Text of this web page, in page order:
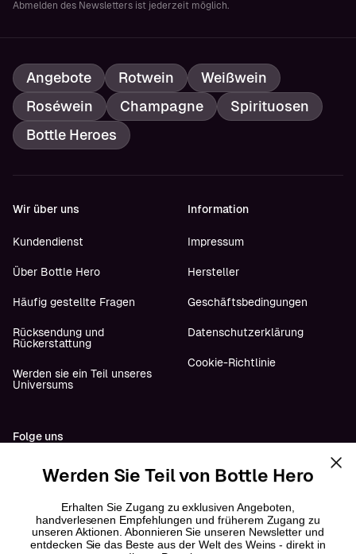
Abmelden des Newsletters ist jederzeit möglich.
Angebote Rotwein
Weißwein
Roséwein
Champagne
Spirituosen
Bottle Heroes
Wir über uns
Kundendienst
Über Bottle Hero
Häufig gestellte Fragen
Rücksendung und
Rückerstattung
Werden sie ein Teil unseres
Universums
Information
Impressum
Hersteller
Geschäftsbedingungen
Datenschutzerklärung
Cookie-Richtlinie
Folge uns
YouTube
Facebook
Werden Sie Teil von Bottle Hero
Erhalten Sie Zugang zu exklusiven Angeboten,
handverlesenen Empfehlungen und früherem Zugang zu
entdecken Sie das Beste aus der Welt des Weins - direkt in
Ihrem Posteingang.
Fornavn